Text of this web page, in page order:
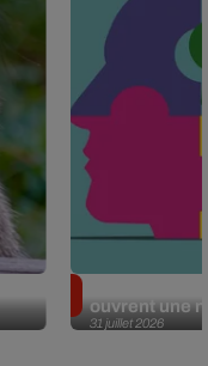
31 juillet 2026
ouvrent une